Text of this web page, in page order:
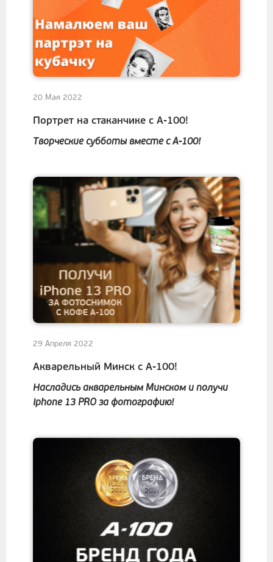
20 Мая 2022
Портрет на стаканчике с А-100!
Творческие субботы вместе с А-100!
29 Апреля 2022
Акварельный Минск с А-100!
Насладись акварельным Минском и получи
Iphone 13 PRO за фотографию!